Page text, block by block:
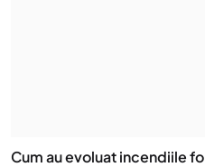
Cum au evoluat incendiile